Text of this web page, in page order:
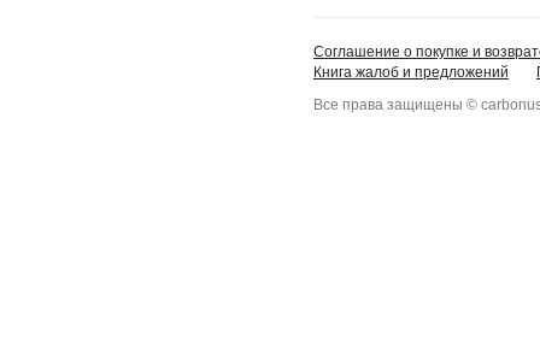
Соглашение о покупке и
Книга жалоб и предложений
Все права защищены ©